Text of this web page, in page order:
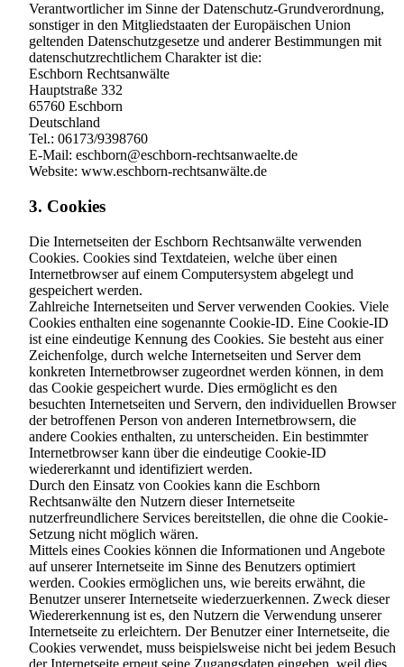
Verantwortlicher im Sinne der Datenschutz-Grundverordnung,
sonstiger in den Mitgliedstaaten der Europäischen Union
geltenden Datenschutzgesetze und anderer Bestimmungen mit
datenschutzrechtlichem Charakter ist die:
Eschborn Rechtsanwälte
Hauptstraße 332
65760 Eschborn
Deutschland
Tel.: 06173/9398760
E-Mail: eschborn@eschborn-rechtsanwaelte.de
Website: www.eschborn-rechtsanwälte.de
3. Cookies
Die Internetseiten der Eschborn Rechtsanwälte verwenden
Cookies. Cookies sind Textdateien, welche über einen
Internetbrowser auf einem Computersystem abgelegt und
gespeichert werden.
Zahlreiche Internetseiten und Server verwenden Cookies. Viele
Cookies enthalten eine sogenannte Cookie-ID. Eine Cookie-ID
ist eine eindeutige Kennung des Cookies. Sie besteht aus einer
Zeichenfolge, durch welche Internetseiten und Server dem
konkreten Internetbrowser zugeordnet werden können, in dem
das Cookie gespeichert wurde. Dies ermöglicht es den
besuchten Internetseiten und Servern, den individuellen Browser
der betroffenen Person von anderen Internetbrowsern, die
andere Cookies enthalten, zu unterscheiden. Ein bestimmter
Internetbrowser kann über die eindeutige Cookie-ID
wiedererkannt und identifiziert werden.
Durch den Einsatz von Cookies kann die Eschborn
Rechtsanwälte den Nutzern dieser Internetseite
nutzerfreundlichere Services bereitstellen, die ohne die Cookie-
Setzung nicht möglich wären.
Mittels eines Cookies können die Informationen und Angebote
auf unserer Internetseite im Sinne des Benutzers optimiert
werden. Cookies ermöglichen uns, wie bereits erwähnt, die
Benutzer unserer Internetseite wiederzuerkennen. Zweck dieser
Wiedererkennung ist es, den Nutzern die Verwendung unserer
Internetseite zu erleichtern. Der Benutzer einer Internetseite, die
Cookies verwendet, muss beispielsweise nicht bei jedem Besuch
der Internetseite erneut seine Zugangsdaten eingeben, weil dies